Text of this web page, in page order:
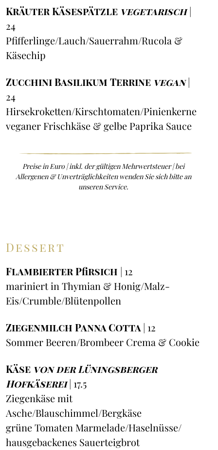
Kräuter Käsespätzle vegetarisch |
24
Pfifferlinge/Lauch/Sauerrahm/Rucola &
Käsechip
Zucchini Basilikum Terrine vegan |
24
Hirsekroketten/Kirschtomaten/Pinienkerne
veganer Frischkäse & gelbe Paprika Sauce
Preise in Euro | inkl. der gültigen Mehrwertsteuer | bei
Allergenen & Unverträglichkeiten wenden Sie sich bitte an
unseren Service.
Dessert
Flambierter Pfirsich | 12
mariniert in Thymian & Honig/Malz-
Eis/Crumble/Blütenpollen
Ziegenmilch Panna Cotta | 12
Sommer Beeren/Brombeer Crema & Cookie
Käse von der Lüningsberger
Hofkäserei| 17.5
Ziegenkäse mit
Asche/Blauschimmel/Bergkäse
grüne Tomaten Marmelade/Haselnüsse/
hausgebackenes Sauerteigbrot